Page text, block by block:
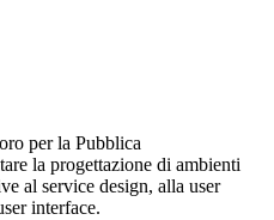
per la Pubblica
la progettazione di ambienti
al service design, alla user
interface.